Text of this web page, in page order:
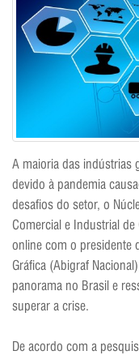
A maioria das indústrias
devido à pandemia
desafios do setor, o
Comercial e Industrial
online com o presidente
Gráfica (Abigraf
panorama no Brasil e
superar a crise.
De acordo com a